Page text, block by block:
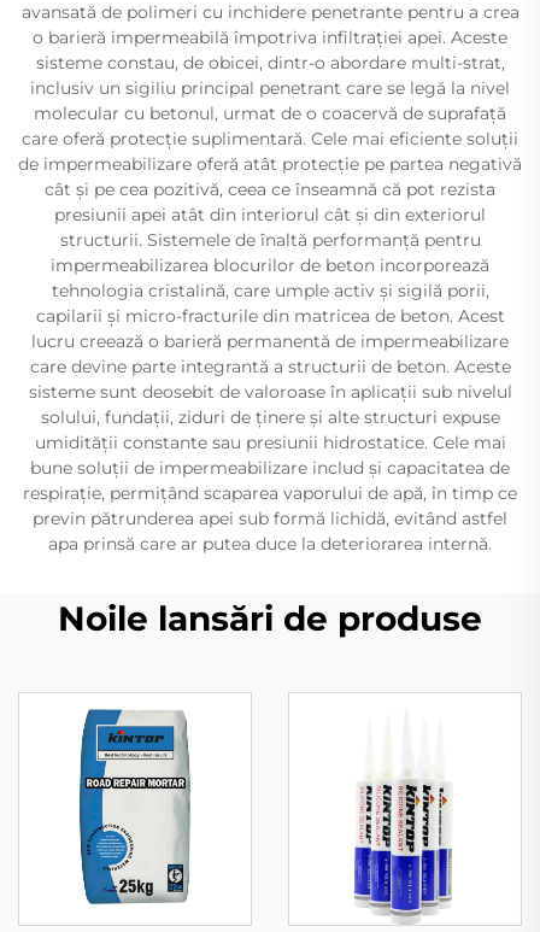
avansată de polimeri cu inchidere penetrante pentru a crea
o barieră impermeabilă împotriva infiltrației apei. Aceste
sisteme constau, de obicei, dintr-o abordare multi-strat,
inclusiv un sigiliu principal penetrant care se legă la nivel
molecular cu betonul, urmat de o coacervă de suprafață
care oferă protecție suplimentară. Cele mai eficiente soluții
de impermeabilizare oferă atât protecție pe partea negativă
cât și pe cea pozitivă, ceea ce înseamnă că pot rezista
presiunii apei atât din interiorul cât și din exteriorul
structurii. Sistemele de înaltă performanță pentru
impermeabilizarea blocurilor de beton incorporează
tehnologia cristalină, care umple activ și sigilă porii,
capilarii și micro-fracturile din matricea de beton. Acest
lucru creează o barieră permanentă de impermeabilizare
care devine parte integrantă a structurii de beton. Aceste
sisteme sunt deosebit de valoroase în aplicații sub nivelul
solului, fundații, ziduri de ținere și alte structuri expuse
umidității constante sau presiunii hidrostatice. Cele mai
bune soluții de impermeabilizare includ și capacitatea de
respirație, permițând scaparea vaporului de apă, în timp ce
previn pătrunderea apei sub formă lichidă, evitând astfel
apa prinsă care ar putea duce la deteriorarea internă.
Noile lansări de produse